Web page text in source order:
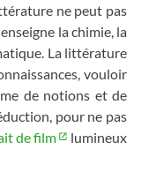
ne peut pas
la chimie, la
La littérature
vouloir
de notions et de
pour ne pas
de film
lumineux